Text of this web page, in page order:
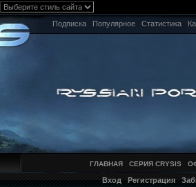
Подписка Популярное Статистика
ГЛАВНАЯ СЕРИЯ CRYSIS
Вход Регистрация